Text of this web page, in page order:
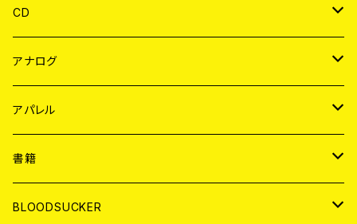
CD
JAPAN
WORLD
アナログ
JAPAN
７EP
LP
WORLD
7EP
アパレル
JAPAN
T-shirt
WORLD
書籍
MAGAZINE
BLOODSUCKER